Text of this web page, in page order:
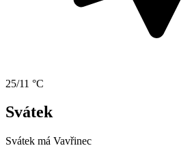
25/11 °C
Svátek
Svátek má Vavřinec